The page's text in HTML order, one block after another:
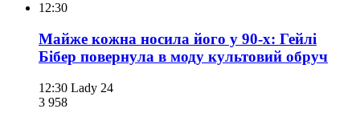
12:30
Майже кожна носила його у 90-х: Гейлі
Бібер повернула в моду культовий обруч
12:30 Lady 24
3 958